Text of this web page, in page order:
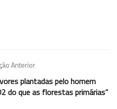
Anterior
plantadas pelo homem
do que as florestas primárias”